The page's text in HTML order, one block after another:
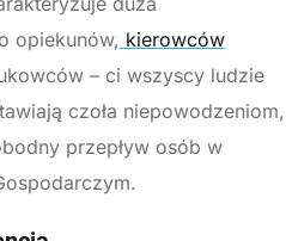
opiekunów, kierowców
– ci wszyscy ludzie
czoła niepowodzeniom,
przepływ osób w